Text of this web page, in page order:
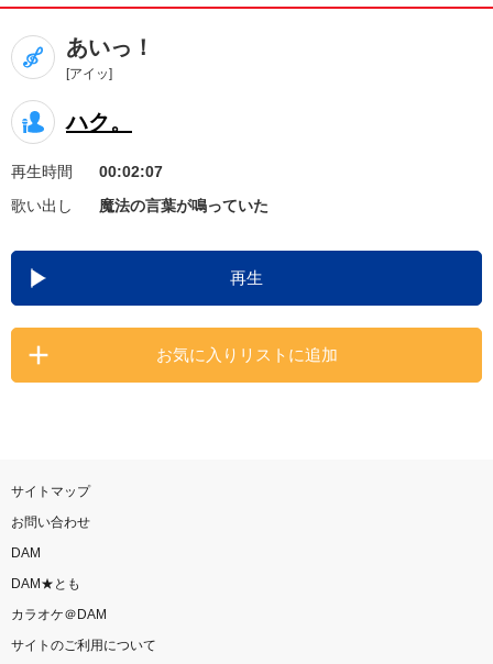
カラオケ＠DAM
ユーザー検索
キャンペーン
お知らせ よくあるご質問
DAMの新曲・ランキングなど
カラオケ最新情報をチェック！
あいっ！
[アイッ]
ハク。
再生時間
00:02:07
歌い出し
魔法の言葉が鳴っていた
再生
お気に入りリストに追加
サイトマップ
お問い合わせ
DAM
DAM★とも
カラオケ＠DAM
サイトのご利用について